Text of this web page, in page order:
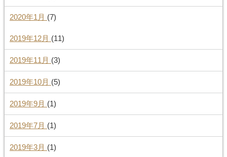
2020年1月 (7)
2019年12月 (11)
2019年11月 (3)
2019年10月 (5)
2019年9月 (1)
2019年7月 (1)
2019年3月 (1)